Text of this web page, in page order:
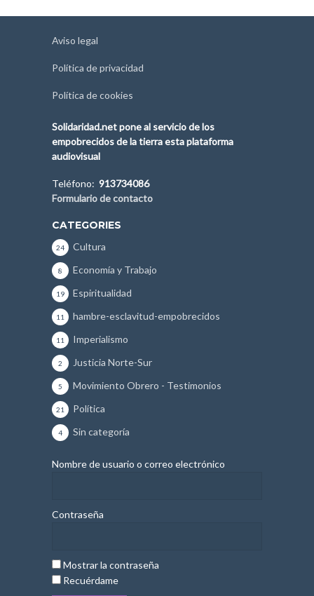
Aviso legal
Política de privacidad
Política de cookies
Solidaridad.net pone al servicio de los
empobrecidos de la tierra esta plataforma
audiovisual
Teléfono: 913734086
Formulario de contacto
CATEGORIES
Cultura
24
Economía y Trabajo
8
Espiritualidad
19
hambre-esclavitud-empobrecidos
11
Imperialismo
11
Justicia Norte-Sur
2
Movimiento Obrero - Testimonios
5
Política
21
Sin categoría
4
Nombre de usuario o correo electrónico
Contraseña
Mostrar la contraseña
Recuérdame